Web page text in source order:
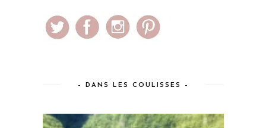
– DANS LES COULISSES –